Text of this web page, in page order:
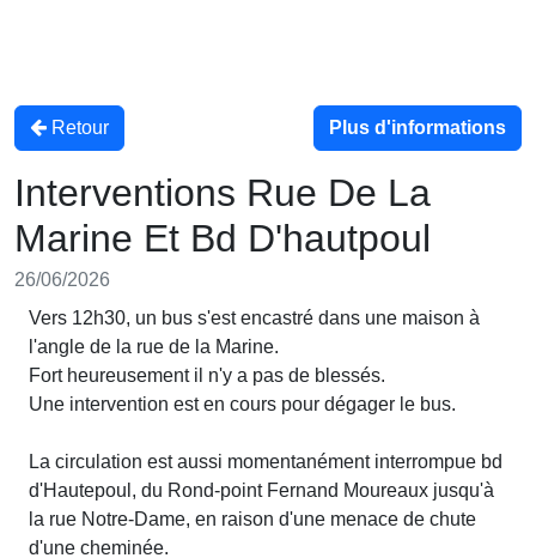
Retour Plus d'informations
Interventions Rue De La
Marine Et Bd D'hautpoul
26/06/2026
Vers 12h30, un bus s'est encastré dans une maison à
l'angle de la rue de la Marine.
Fort heureusement il n'y a pas de blessés.
Une intervention est en cours pour dégager le bus.
La circulation est aussi momentanément interrompue bd
d'Hautepoul, du Rond-point Fernand Moureaux jusqu'à
la rue Notre-Dame, en raison d'une menace de chute
d'une cheminée.